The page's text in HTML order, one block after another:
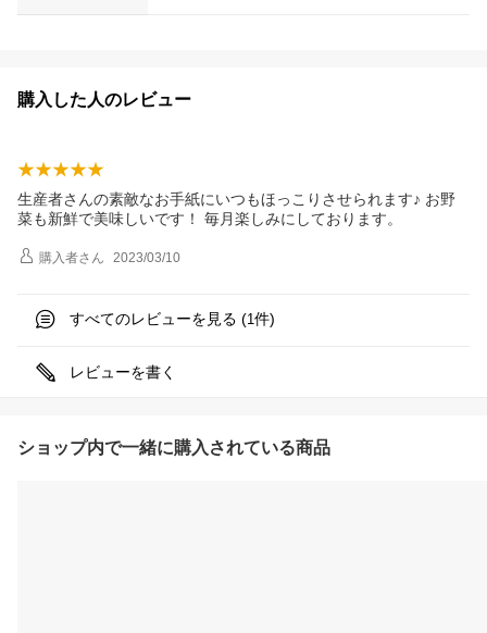
購入した人のレビュー
生産者さんの素敵なお手紙にいつもほっこりさせられます♪ お野
菜も新鮮で美味しいです！ 毎月楽しみにしております。
購入者さん 2023/03/10
すべてのレビューを見る (1件)
レビューを書く
ショップ内で一緒に購入されている商品